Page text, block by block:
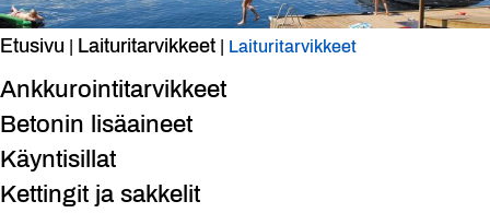
Etusivu Laituritarvikkeet Laituritarvikkeet
Ankkurointitarvikkeet
Betonin lisäaineet
Käyntisillat
Kettingit ja sakkelit